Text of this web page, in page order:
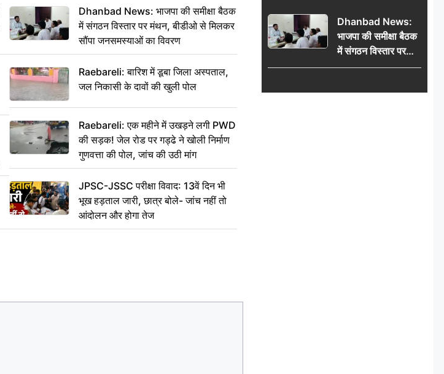
Dhanbad News: भाजपा की समीक्षा बैठक
में संगठन विस्तार पर मंथन, बीडीओ से मिलकर
सौंपा जनसमस्याओं का विवरण
Raebareli: बारिश में डूबा जिला अस्पताल,
जल निकासी के दावों की खुली पोल
Raebareli: एक महीने में उखड़ने लगी PWD
की सड़क! जेल रोड पर गड्ढे ने खोली निर्माण
गुणवत्ता की पोल, जांच की उठी मांग
JPSC-JSSC परीक्षा विवाद: 13वें दिन भी
भूख हड़ताल जारी, छात्र बोले- जांच नहीं तो
आंदोलन और होगा तेज
किलो चांदी बरामद
Dhanbad News:
भाजपा की समीक्षा बैठक
में संगठन विस्तार पर
मंथन, बीडीओ से
जनसमस्याओं का विवरण